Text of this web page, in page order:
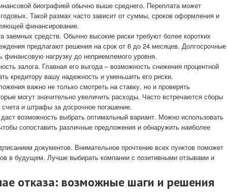
биографией обычно выше среднего. Переплата может
Такой размах часто зависит от суммы, сроков оформления и
финансирование.
заемных средств. Обычно высокие риски требуют более коротких
предлагают решения на срок от 6 до 24 месяцев. Долгосрочные
финансовую нагрузку до неприемлемого уровня.
залога. Главная его выгода – возможность снижения процентной
кредитору вашу надежность и уменьшить его риски.
важно не только смотреть на ставку, но и проверять
могут значительно увеличить расходы. Часто встречаются сборы
и штрафы за досрочное погашение.
возможность выбрать оптимальный вариант. Можно использовать
сопоставить различные предложения и обнаружить наиболее
документов. Внимательное прочтение всех пунктов поможет
в будущем. Лучше выбирать компании с позитивными отзывами и
отказа: возможные шаги и решения